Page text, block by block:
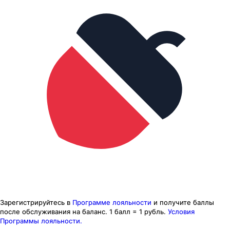
Зарегистрируйтесь в Программе лояльности и получите баллы
после обслуживания на баланс. 1 балл = 1 рубль. Условия
Программы лояльности.